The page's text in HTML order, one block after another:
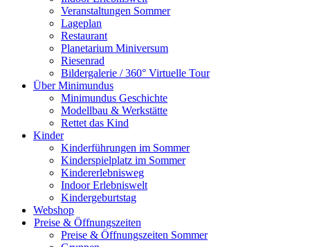
Veranstaltungen Sommer
Lageplan
Restaurant
Planetarium Miniversum
Riesenrad
Bildergalerie / 360° Virtuelle Tour
Über Minimundus
Minimundus Geschichte
Modellbau & Werkstätte
Rettet das Kind
Kinder
Kinderführungen im Sommer
Kinderspielplatz im Sommer
Kindererlebnisweg
Indoor Erlebniswelt
Kindergeburtstag
Webshop
Preise & Öffnungszeiten
Preise & Öffnungszeiten Sommer